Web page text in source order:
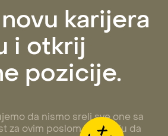
karijera
i otkrij
pozicije.
da nismo sreli sve one sa
za ovim poslom i energiju da